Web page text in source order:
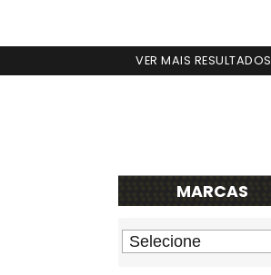
VER MAIS RESULTADOS
MARCAS